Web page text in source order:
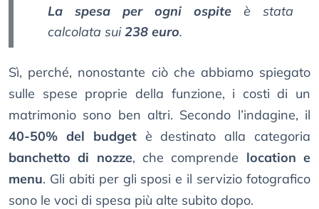
La spesa per ogni ospite è stata
calcolata sui238 euro.
Sì, perché, nonostante ciò che abbiamo spiegato
sulle spese proprie della funzione, i costi di un
matrimonio sono ben altri. Secondo l’indagine, il
40-50% del budgetè destinato alla categoria
banchetto di nozze, che comprende location e
menu. Gli abiti per gli sposi e il servizio fotografico
sono le voci di spesa più alte subito dopo.